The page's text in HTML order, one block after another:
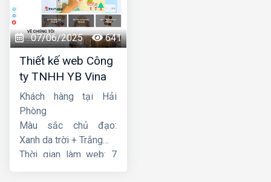
07/06/2025 641
Thiết kế web Công
ty TNHH YB Vina
Khách hàng tại Hải
Phòng
Màu sắc chủ đạo:
Xanh da trời + Trắng
Thời gian làm web: 7